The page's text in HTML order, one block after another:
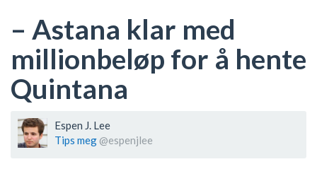
– Astana klar med
millionbeløp for å hente
Quintana
Espen J. Lee
Tips meg @espenjlee